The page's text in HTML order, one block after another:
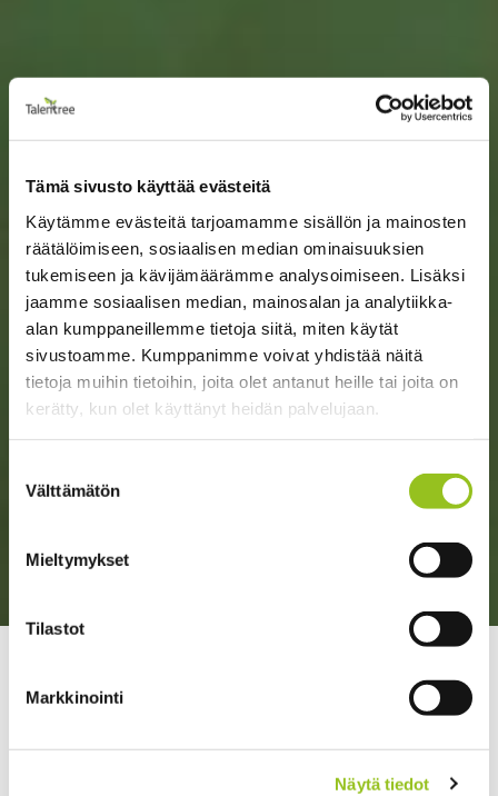
Tämä sivusto käyttää evästeitä
Käytämme evästeitä tarjoamamme sisällön ja mainosten
räätälöimiseen, sosiaalisen median ominaisuuksien
tukemiseen ja kävijämäärämme analysoimiseen. Lisäksi
jaamme sosiaalisen median, mainosalan ja analytiikka-
alan kumppaneillemme tietoja siitä, miten käytät
sivustoamme. Kumppanimme voivat yhdistää näitä
tietoja muihin tietoihin, joita olet antanut heille tai joita on
kerätty, kun olet käyttänyt heidän palvelujaan.
valinta
Välttämätön
Mieltymykset
Tilastot
Markkinointi
Näytä tiedot